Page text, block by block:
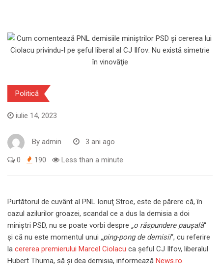
Politică
iulie 14, 2023
By admin 3 ani ago
0 190 Less than a minute
Purtătorul de cuvânt al PNL Ionuţ Stroe, este de părere că, în
cazul azilurilor groazei, scandal ce a dus la demisia a doi
miniștri PSD, nu se poate vorbi despre „o răspundere pauşală“
şi că nu este momentul unui „ping-pong de demisii“, cu referire
la cererea premierului Marcel Ciolacu ca șeful CJ Ilfov, liberalul
Hubert Thuma, să și dea demisia, informează News.ro.